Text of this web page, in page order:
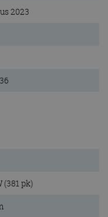
2023
(381 pk)